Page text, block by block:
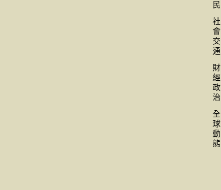
民
社
會
交
通
財
經
政
治
全
球
動
態